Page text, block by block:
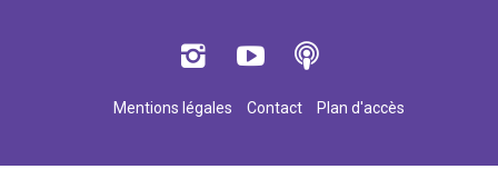
Mentions légales Contact Plan d'accès